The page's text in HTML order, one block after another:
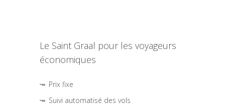
Le Saint Graal pour les voyageurs
économiques
Prix fixe
Suivi automatisé des vols